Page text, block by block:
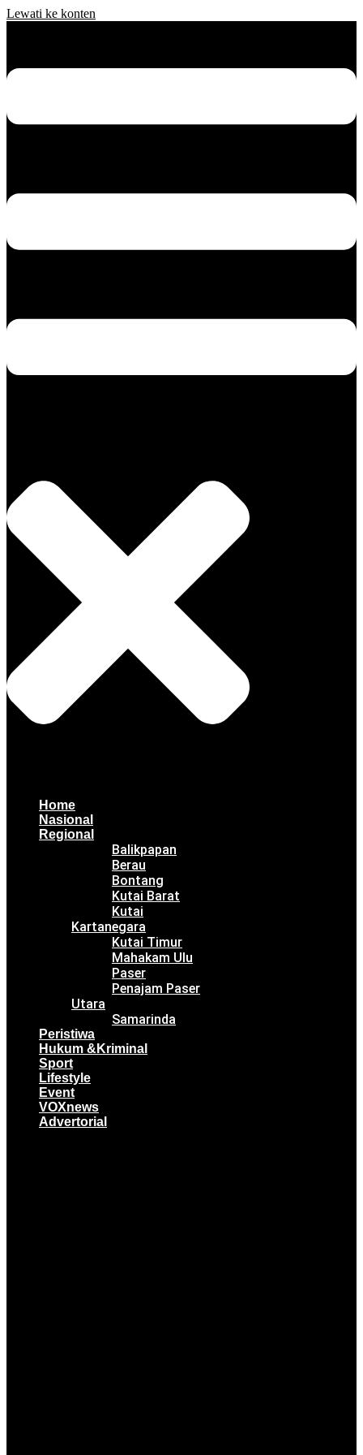
Lewati ke konten
Home
Nasional
Regional
Balikpapan
Berau
Bontang
Kutai Barat
Kutai
Kartanegara
Kutai Timur
Mahakam Ulu
Paser
Penajam Paser
Utara
Samarinda
Peristiwa
Hukum &Kriminal
Sport
Lifestyle
Event
VOXnews
Advertorial